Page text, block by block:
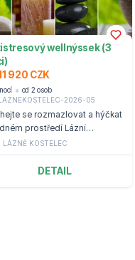
wellnýssek (3
920 CZK
od 2 osob
2026-05
se rozmazlovat a hýčkat
prostředí Lázní
LÁZNĚ KOSTELEC
DETAIL